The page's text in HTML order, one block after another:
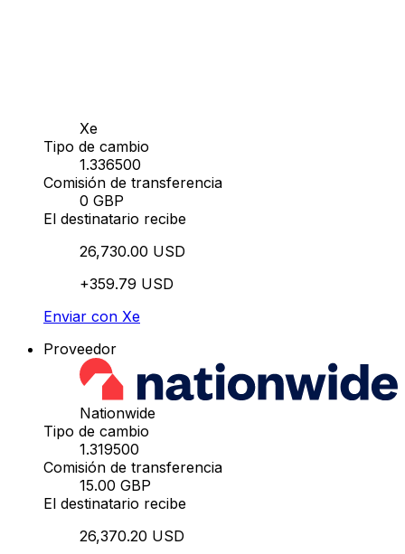
Xe
Tipo de cambio
1.336500
Comisión de transferencia
0 GBP
El destinatario recibe
26,730.00 USD
+359.79 USD
Enviar con Xe
Proveedor
Nationwide
Tipo de cambio
1.319500
Comisión de transferencia
15.00 GBP
El destinatario recibe
26,370.20 USD